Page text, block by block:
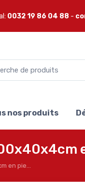
0032 19 86 04 88 -
nos produits
en pie...